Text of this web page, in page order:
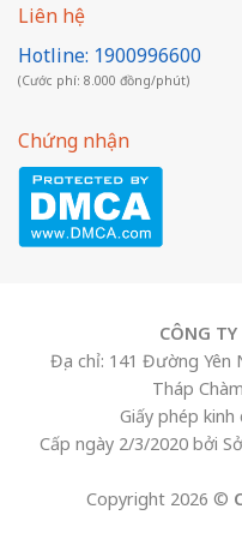
Liên hệ
Hotline: 1900996600
(Cước phí: 8.000 đồng/phút)
Chứng nhận
CÔNG
Địa chỉ: 141 Đường Yên
Tháp
Giấy phép kinh
Cấp ngày 2/3/2020 bởi
Copyright 2026 ©